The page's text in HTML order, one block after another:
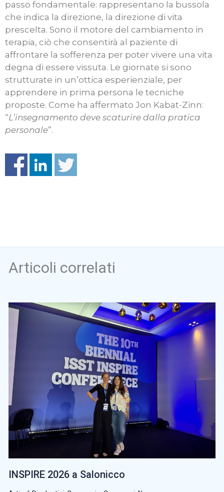
passo fondamentale: rappresentano la bussola
che indica la direzione, la direzione di vita
prescelta. Sono il motore del cambiamento in
terapia, ciò che consentirà al paziente di
affrontare la sofferenza per poter vivere una vita
degna di essere vissuta. Le giornate si sono
strutturate in un’ottica esperienziale, per
apprendere in prima persona le tecniche
proposte. Come ha affermato Jon Kabat-Zinn:
“L’insegnamento deve scaturire dalla pratica
personale”.
Articoli correlati
INSPIRE 2026 a Salonicco